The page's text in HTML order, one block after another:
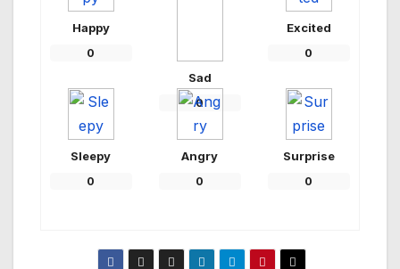
Happy
0
Sad
0
Excited
0
Sleepy
0
Angry
0
Surprise
0